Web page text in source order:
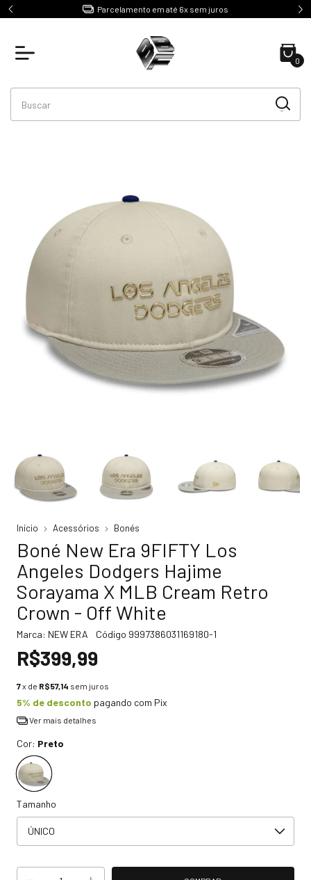
Parcelamento em até 6x sem juros
0
Início Acessórios Bonés
Boné New Era 9FIFTY Los
Angeles Dodgers Hajime
Sorayama X MLB Cream Retro
Crown - Off White
Marca: NEW ERA Código 9997386031169180-1
R$399,99
7x de R$57,14 sem juros
5% de desconto pagando com Pix
Ver mais detalhes
Cor: Preto
Tamanho